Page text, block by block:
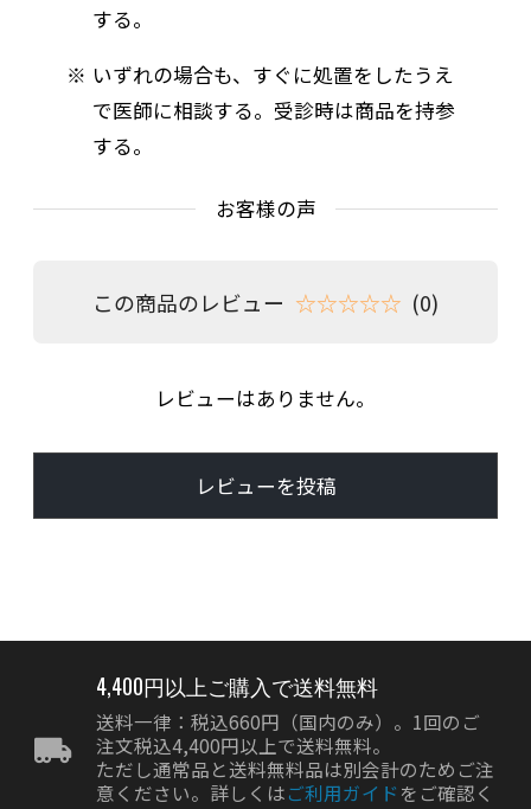
する。
いずれの場合も、すぐに処置をしたうえ
で医師に相談する。受診時は商品を持参
する。
お客様の声
この商品のレビュー ☆☆☆☆☆ (0)
レビューはありません。
レビューを投稿
4,400円以上ご購入で送料無料
送料一律：税込660円（国内のみ）。1回のご
注文税込4,400円以上で送料無料。
ただし通常品と送料無料品は別会計のためご注
意ください。詳しくはご利用ガイド をご確認く